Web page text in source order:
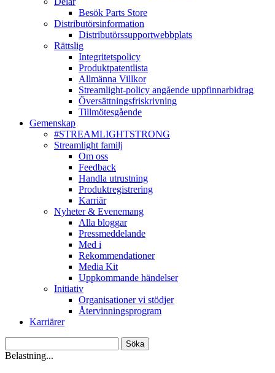
Besök Parts Store
Distributörsinformation
Distributörssupportwebbplats
Rättslig
Integritetspolicy
Produktpatentlista
Allmänna Villkor
Streamlight-policy angående uppfinnarbidrag
Översättningsfriskrivning
Tillmötesgående
Gemenskap
#STREAMLIGHTSTRONG
Streamlight familj
Om oss
Feedback
Handla utrustning
Produktregistrering
Karriär
Nyheter & Evenemang
Alla bloggar
Pressmeddelande
Med i
Rekommendationer
Media Kit
Uppkommande händelser
Initiativ
Organisationer vi stödjer
Återvinningsprogram
Karriärer
Belastning...